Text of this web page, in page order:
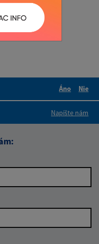
Áno
Nie
Napíšte nám